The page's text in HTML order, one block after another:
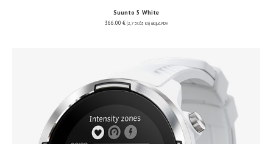
Suunto 5 White
366.00 € (2,757.63 kn) uključ. PDV